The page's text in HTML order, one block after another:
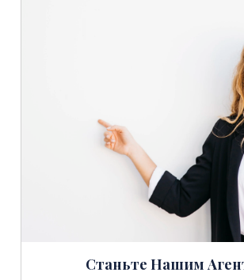
Станьте Нашим